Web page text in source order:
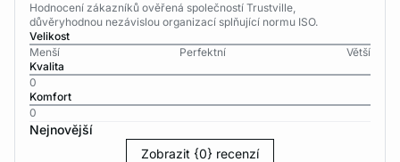
Hodnocení zákazníků ověřená společností Trustville,
důvěryhodnou nezávislou organizací splňující normu ISO.
Velikost
Menší
Perfektní
Větší
Kvalita
0
Komfort
0
Nejnovější
Zobrazit {0} recenzí